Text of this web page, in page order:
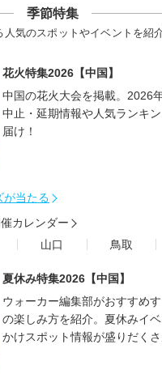
季節特集
人気のスポットやイベントを紹
花火特集2026【中国】
中国の花火大会を掲載。2026
中止・延期情報や人気ランキ
届け！
が当たる
カレンダー
山口 鳥取
夏休み特集2026【中国】
ウォーカー編集部がおすすめ
の楽しみ方を紹介。夏休みイ
かけスポット情報が盛りだくさ